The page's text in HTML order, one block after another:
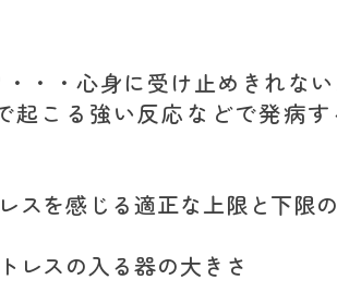
・・心身に受け止めきれな
起こる強い反応などで発病
を感じる適正な上限と下限の
スの入る器の大きさ